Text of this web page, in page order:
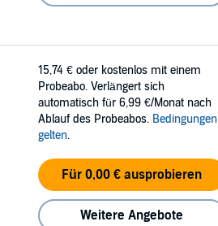
15,74 € oder kostenlos mit einem
Probeabo. Verlängert sich
automatisch für 6,99 €/Monat nach
Ablauf des Probeabos. Bedingungen
gelten.
Für 0,00 € ausprobieren
Weitere Angebote